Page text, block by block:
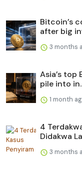
Bitcoin’s
after big
3 months
Asia’s
pile into
1 month
4
Didakwa
3 months